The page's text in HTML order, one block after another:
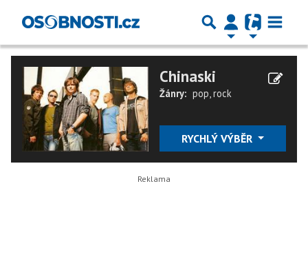
Chinaski
Žánry: pop,rock
RYCHLÝ VÝBĚR